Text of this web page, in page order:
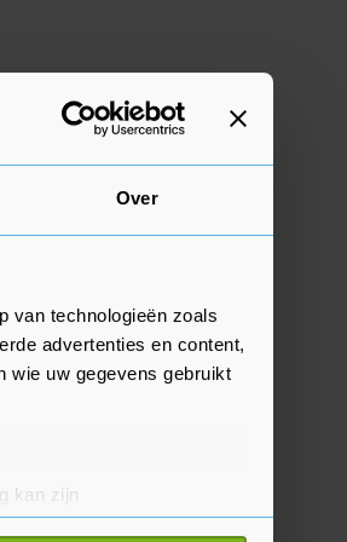
Over
van technologieën zoals
advertenties en content,
wie uw gegevens gebruikt
kan zijn